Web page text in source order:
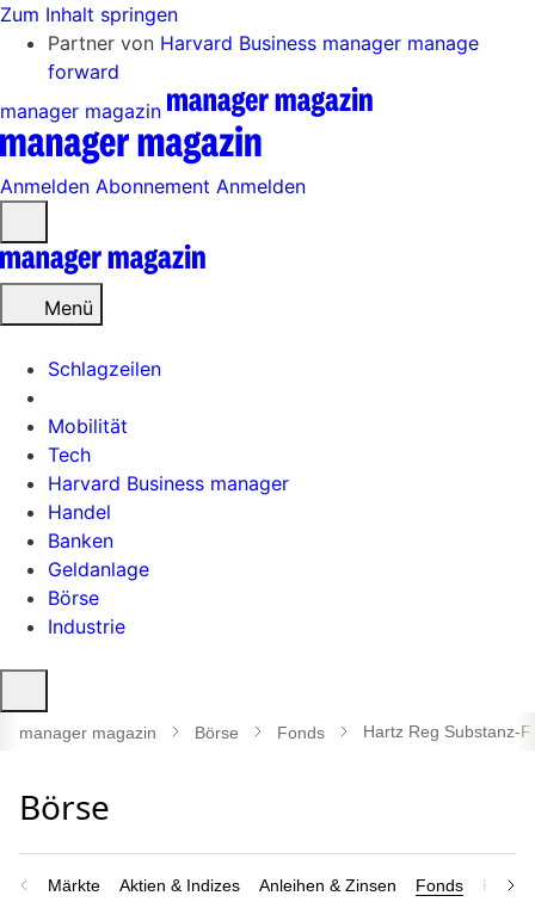
Zum Inhalt springen
Partner von Harvard Business manager manage
forward
manager magazin
Anmelden Abonnement Anmelden
öffnen
Menü
Schlagzeilen
Mobilität
Tech
Harvard Business manager
Handel
Banken
Geldanlage
Börse
Industrie
öffnen
manager magazin Börse Fonds Hartz Reg Substanz-F
Märkte Aktien & Indizes Anleihen & Zinsen Fonds